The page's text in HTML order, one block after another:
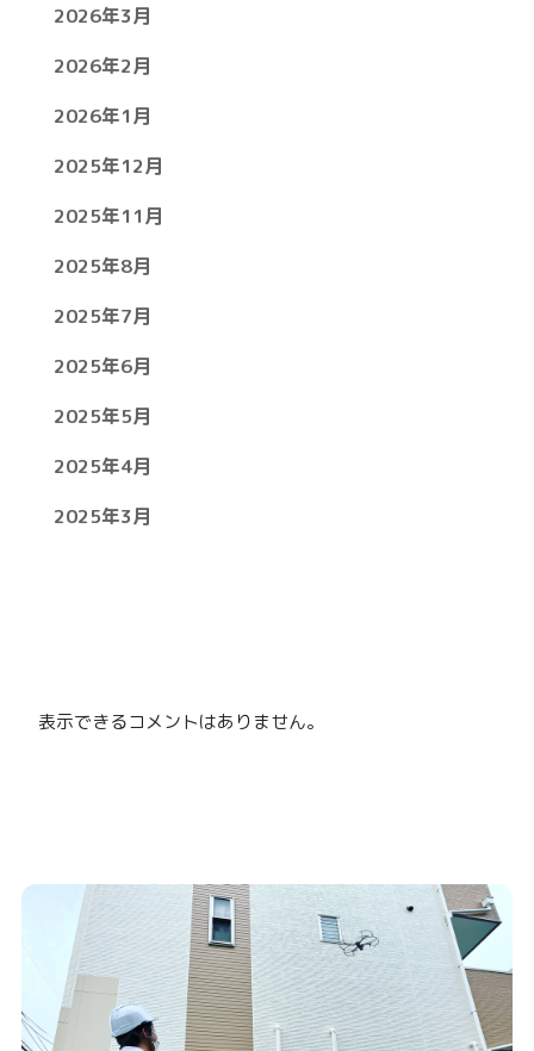
2026年3月
2026年2月
2026年1月
2025年12月
2025年11月
2025年8月
2025年7月
2025年6月
2025年5月
2025年4月
2025年3月
表示できるコメントはありません。